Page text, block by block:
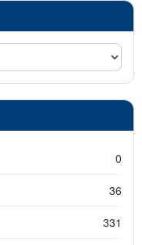
0
36
331